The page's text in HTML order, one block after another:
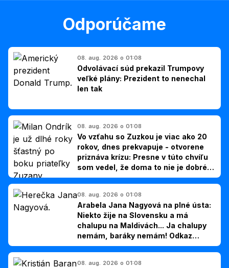
Odporúčame
08. aug. 2026 o 01:08
Odvolávací súd prekazil Trumpovy
veľké plány: Prezident to nenechal
len tak
08. aug. 2026 o 01:08
Vo vzťahu so Zuzkou je viac ako 20
rokov, dnes prekvapuje - otvorene
priznáva krízu: Presne v túto chvíľu
som vedel, že doma to nie je dobré,
hovorí Milan Ondrík
08. aug. 2026 o 01:08
Arabela Jana Nagyová na plné ústa:
Niekto žije na Slovensku a má
chalupu na Maldivách... Ja chalupy
nemám, baráky nemám! Odkaz
Slovákom
08. aug. 2026 o 01:08